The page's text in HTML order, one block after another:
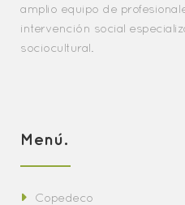
amplio equipo de
intervención social
sociocultural.
Menú.
Copedeco